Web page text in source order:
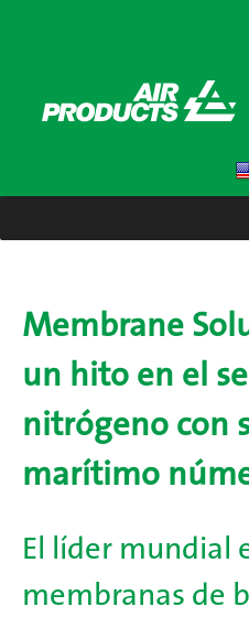
Membrane
un hito en el
nitrógeno con
marítimo
El líder mundial
membranas de